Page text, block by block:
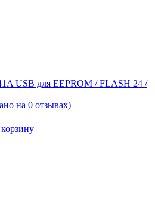
USB для EEPROM / FLASH 24 /
на 0 отзывах)